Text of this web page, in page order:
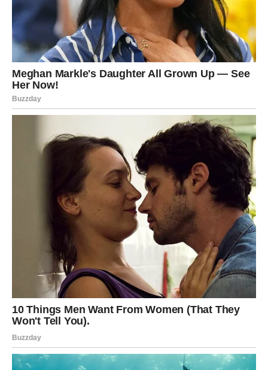
sa otvorenim srcem, a univerzum to prepoznaje i
nagrađuje.
Ljubav – lečenje srca i nova radost
Na emotivnom planu, Ribe doživljavaju jedno od najlepših
razdoblja. Ako ste prošli kroz razočaranja, izdaje ili
emotivne gubitke, januar donosiiscjeljenje. Bol se
povlači, a vi ponovo osećate radost, nežnost i veru u
Slobodne Ribe mogu upoznati osobu koja im deluje
poznato, gotovo kao da ste se već sreli u nekom drugom
životu. Ovaj odnos se razvija polako, ali sa snažnim
emocijama i osećajem sigurnosti. Nema pritiska, nema
sumnje – samo prirodan tok.
Ribe koje su u vezi osećaju više bliskosti i razumevanja.
Partner pokazuje podršku, toplinu i želju da gradi
postaje sigurno utočište, a ne izvor straha.
Posao i novac – nagrada za trud i veru